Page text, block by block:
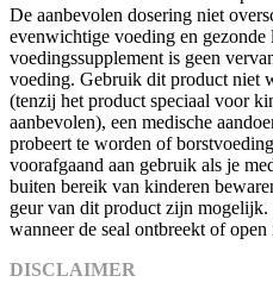
De aanbevolen dosering niet
evenwichtige voeding en
voedingssupplement is geen
voeding. Gebruik dit product niet
(tenzij het product speciaal voor
aanbevolen), een medische
probeert te worden of
voorafgaand aan gebruik als je
buiten bereik van kinderen
geur van dit product zijn
wanneer de seal ontbreekt of open
DISCLAIMER